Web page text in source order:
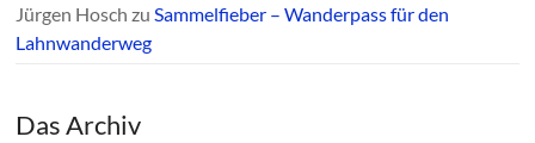
Jürgen Hosch zuSammelfieber – Wanderpass für den
Lahnwanderweg
Das Archiv